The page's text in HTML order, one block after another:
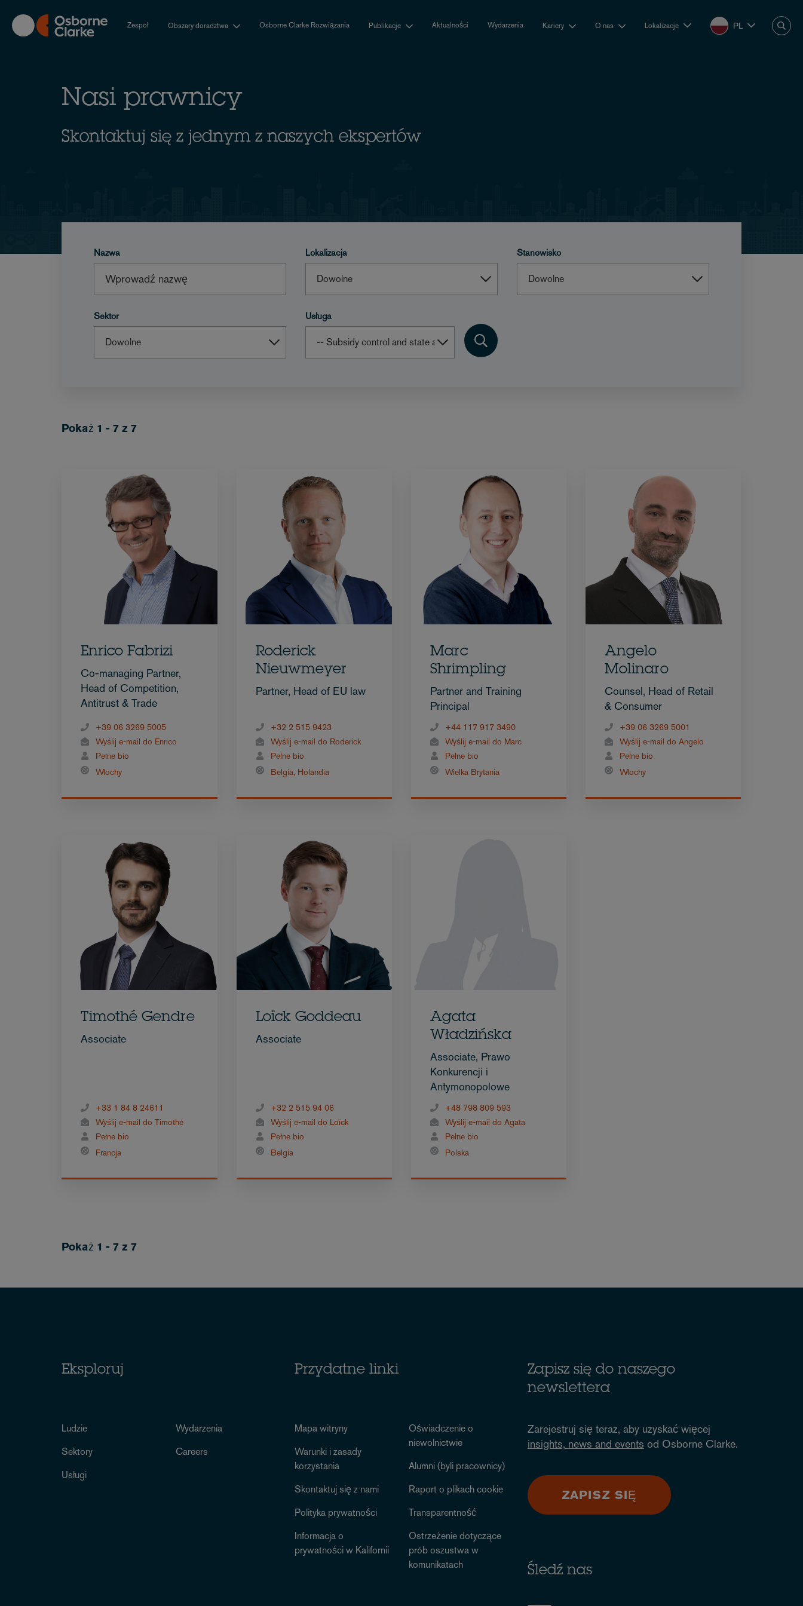
main
content
Zespół Obszary doradztwa Osborne Clarke Rozwiązania Publikacje Aktualności Wydarzenia Kariery O nas Lokalizacje PL
Nasi prawnicy
Skontaktuj się z jednym z naszych ekspertów
Nazwa Lokalizacja Stanowisko
Sektor Usługa
Pokaż 1 - 7 z 7
Enrico Fabrizi
Co-managing Partner,
Head of Competition,
Antitrust & Trade
+39 06 3269 5005
Wyślij e-mail do Enrico
Pełne bio
Włochy
Roderick
Nieuwmeyer
Partner, Head of EU law
+32 2 515 9423
Wyślij e-mail do Roderick
Pełne bio
Belgia, Holandia
Marc
Shrimpling
Partner and Training
Principal
+44 117 917 3490
Wyślij e-mail do Marc
Pełne bio
Wielka Brytania
Angelo
Molinaro
Counsel, Head of Retail
& Consumer
+39 06 3269 5001
Wyślij e-mail do Angelo
Pełne bio
Włochy
Timothé Gendre
Associate
+33 1 84 8 24611
Wyślij e-mail do Timothé
Pełne bio
Francja
Loïck Goddeau
Associate
+32 2 515 94 06
Wyślij e-mail do Loïck
Pełne bio
Belgia
Agata
Władzińska
Associate, Prawo
Konkurencji i
Antymonopolowe
+48 798 809 593
Wyślij e-mail do Agata
Pełne bio
Polska
Pokaż 1 - 7 z 7
Eksploruj
Ludzie
Sektory
Usługi
Wydarzenia
Careers
Przydatne linki
Mapa witryny
Warunki i zasady
korzystania
Skontaktuj się z nami
Polityka prywatności
Informacja o
prywatności w Kalifornii
Oświadczenie o
niewolnictwie
Alumni (byli pracownicy)
Raport o plikach cookie
Transparentność
Ostrzeżenie dotyczące
prób oszustwa w
komunikatach
Zapisz się do naszego
newslettera
Zarejestruj się teraz, aby uzyskać więcej
insights, news and events od Osborne Clarke.
ZAPISZ SIĘ
Śledź nas